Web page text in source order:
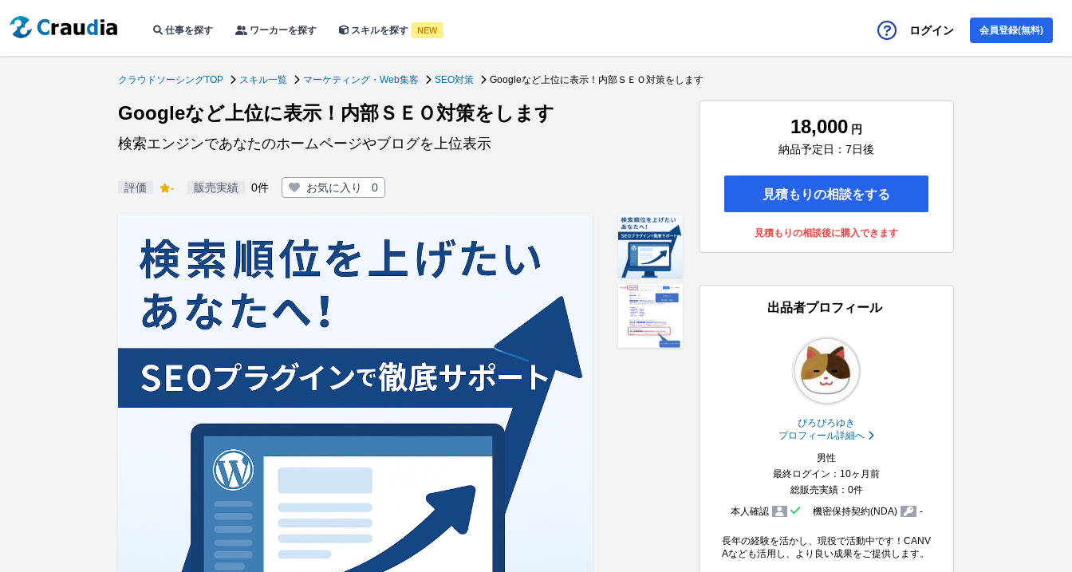
仕事を探す ワーカーを探す スキルを探す NEW ログイン 会員登録(無料)
クラウドソーシングTOP スキル一覧 マーケティング・Web集客 SEO対策 Googleなど上位に表示！内部ＳＥＯ対策をします
Googleなど上位に表示！内部ＳＥＯ対策をします
検索エンジンであなたのホームページやブログを上位表示
評価 - 販売実績 0件 お気に入り 0
18,000 円
納品予定日：7日後
見積もりの相談をする
見積もりの相談後に購入できます
出品者プロフィール
ぴろぴろゆき
プロフィール詳細へ
男性
最終ログイン：10ヶ月前
総販売実績：0件
本人確認
機密保持契約(NDA) -
長年の経験を活かし、現役で活動中です！CANV
Aなども活用し、より良い成果をご提供します。